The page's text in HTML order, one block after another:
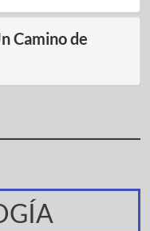
Camino de